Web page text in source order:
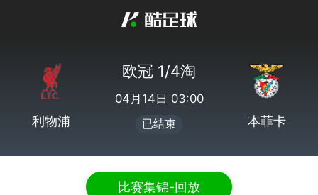
利物浦
欧冠 1/4淘
04月14日 03:00
已结束 本菲卡
比赛集锦-回放